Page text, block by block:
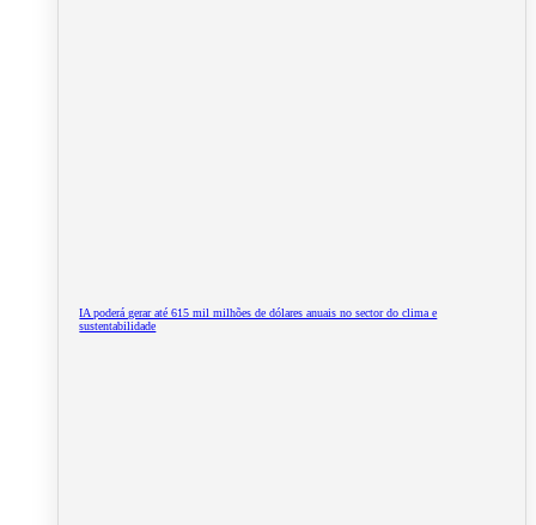
IA poderá gerar até 615 mil milhões de dólares anuais no sector do clima e
sustentabilidade